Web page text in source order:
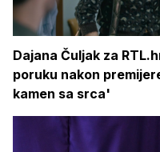
Dajana Čuljak za
poruku nakon
kamen sa srca'